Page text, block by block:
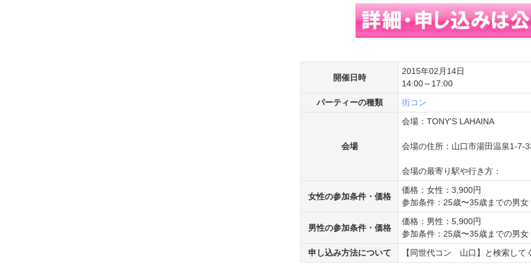
開催日時
2015年02月14日
14:00～17:00
パーティーの種類
街コン
会場
会場：TONY'S LAHAINA
会場の住所：山口市湯田温泉1-7-
会場の最寄り駅や行き方：
女性の参加条件・価格
価格：女性：3,900円
参加条件：25歳〜35歳までの男
男性の参加条件・価格
価格：男性：5,900円
参加条件：25歳〜35歳までの男
申し込み方法について
【同世代コン 山口】と検索して